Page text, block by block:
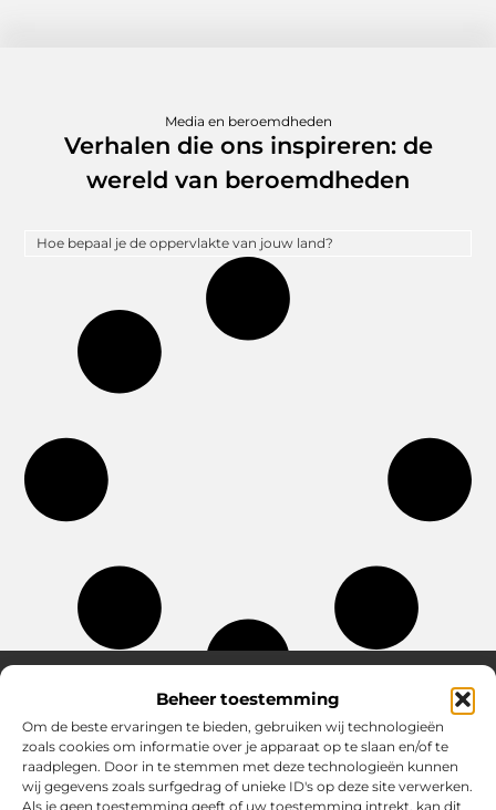
Beheer toestemming
Om de beste ervaringen te bieden, gebruiken wij technologieën
zoals cookies om informatie over je apparaat op te slaan en/of te
raadplegen. Door in te stemmen met deze technologieën kunnen
wij gegevens zoals surfgedrag of unieke ID's op deze site verwerken.
Als je geen toestemming geeft of uw toestemming intrekt, kan dit
Media en beroemdheden
Verhalen die ons inspireren: de
wereld van beroemdheden
Hoe bepaal je de oppervlakte van jouw land?
Over Chobmak
Jouw gids voor inspiratie en tips uit het dagelijks leven.
Ontdek een brede verzameling blogs en artikelen die je helpen
om het meeste uit elke dag te halen, met praktische adviezen